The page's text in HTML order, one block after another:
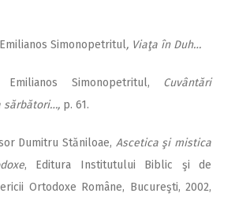
Simonopetritul, Viaţa în Duh…
Emilianos Simonopetritul, Cuvântări
sărbători…, p. 61.
Dumitru Stăniloae, Ascetica şi mistica
, Editura Institutului Biblic şi de
Ortodoxe Române, Bucureşti, 2002,